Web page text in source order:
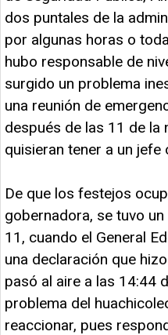
dos puntales de la
por algunas horas o
hubo responsable de
surgido un problema
una reunión de
después de las 11 de la
quisieran tener a un jefe
De que los festejos
gobernadora, se tuvo
11, cuando el General
una declaración que
pasó al aire a las 14:44
problema del
reaccionar, pues